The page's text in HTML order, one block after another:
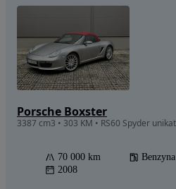
Porsche Boxster
70 000 km Benzyna
2008